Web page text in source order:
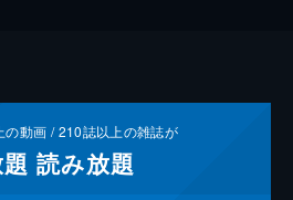
の動画 /210誌以上の雑誌が
読み放題